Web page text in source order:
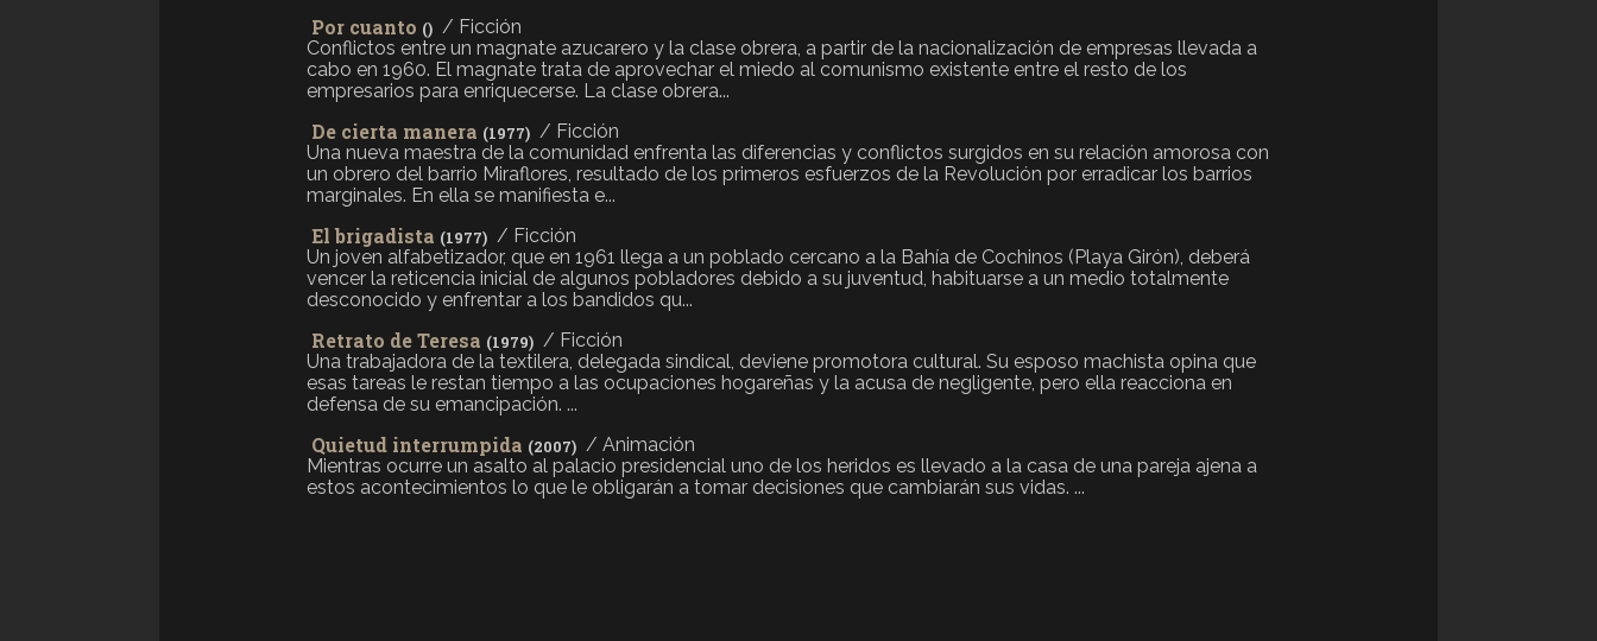
Por cuanto () / Ficción
Conflictos entre un magnate azucarero y la clase obrera, a partir de la nacionalización de empresas llevada a
cabo en 1960. El magnate trata de aprovechar el miedo al comunismo existente entre el resto de los
empresarios para enriquecerse. La clase obrera...
De cierta manera (1977) / Ficción
Una nueva maestra de la comunidad enfrenta las diferencias y conflictos surgidos en su relación amorosa con
un obrero del barrio Miraflores, resultado de los primeros esfuerzos de la Revolución por erradicar los barrios
marginales. En ella se manifiesta e...
El brigadista (1977) / Ficción
Un joven alfabetizador, que en 1961 llega a un poblado cercano a la Bahía de Cochinos (Playa Girón), deberá
vencer la reticencia inicial de algunos pobladores debido a su juventud, habituarse a un medio totalmente
desconocido y enfrentar a los bandidos qu...
Retrato de Teresa (1979) / Ficción
Una trabajadora de la textilera, delegada sindical, deviene promotora cultural. Su esposo machista opina que
esas tareas le restan tiempo a las ocupaciones hogareñas y la acusa de negligente, pero ella reacciona en
defensa de su emancipación. ...
Quietud interrumpida (2007) / Animación
Mientras ocurre un asalto al palacio presidencial uno de los heridos es llevado a la casa de una pareja ajena a
estos acontecimientos lo que le obligarán a tomar decisiones que cambiarán sus vidas. ...